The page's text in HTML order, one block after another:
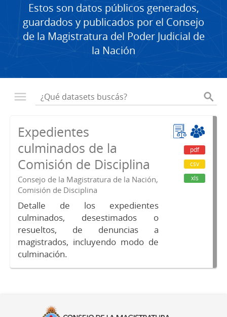
Estos son datos públicos generados,
guardados y publicados por el Consejo
de la Magistratura del Poder Judicial de
la Nación
Expedientes
culminados de la
Comisión de Disciplina
Consejo de la Magistratura de la Nación,
Comisión de Disciplina
Detalle de los expedientes
culminados, desestimados o
resueltos, de denuncias a
magistrados, incluyendo modo de
culminación.
pdf
csv
xls